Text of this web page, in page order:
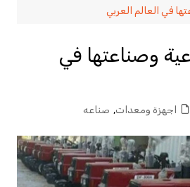
في العالم العربي
وصناعتها في
اجهزة ومعدات, صناعه